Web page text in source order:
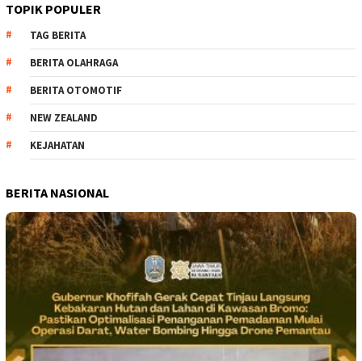
TOPIK POPULER
TAG BERITA
BERITA OLAHRAGA
BERITA OTOMOTIF
NEW ZEALAND
KEJAHATAN
BERITA NASIONAL